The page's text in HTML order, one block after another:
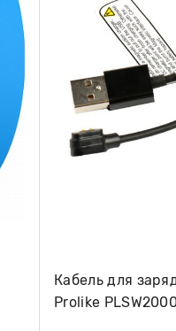
Кабель для
Prolike